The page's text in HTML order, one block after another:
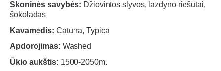
Skoninės savybės: Džiovintos slyvos, lazdyno riešutai,
šokoladas
Kavamedis: Caturra, Typica
Apdorojimas: Washed
Ūkio aukštis: 1500-2050m.